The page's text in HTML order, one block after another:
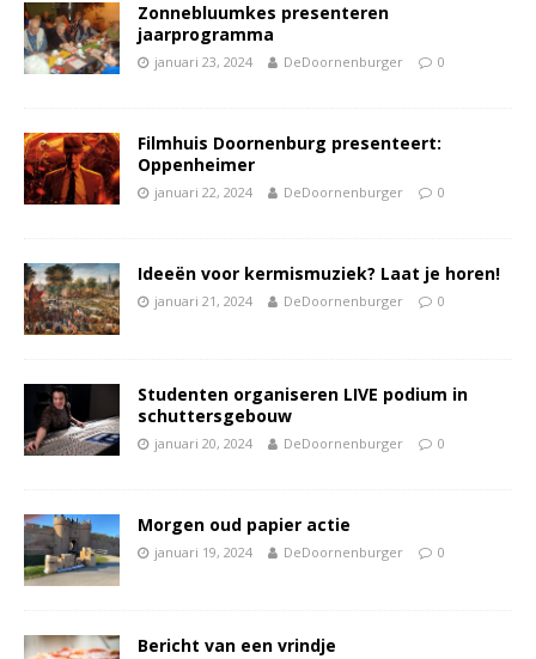
Zonnebluumkes presenteren
jaarprogramma
januari 23, 2024 DeDoornenburger 0
Filmhuis Doornenburg presenteert:
Oppenheimer
januari 22, 2024 DeDoornenburger 0
Ideeën voor kermismuziek? Laat je horen!
januari 21, 2024 DeDoornenburger 0
Studenten organiseren LIVE podium in
schuttersgebouw
januari 20, 2024 DeDoornenburger 0
Morgen oud papier actie
januari 19, 2024 DeDoornenburger 0
Bericht van een vrindje